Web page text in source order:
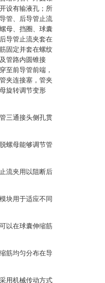
设有输液孔；所
管、后导管止流
母、挡圈、球囊
导管止流夹套在
固定并套在螺纹
管路内圆锥接
至前导管前端，
夹连接塞，管夹
旋转调节变形
三通接头侧孔贯
螺母能够调节管
流夹用以阻断后
块用于适应不同
以在球囊伸缩筋
筋均匀分布在导
用机械传动方式